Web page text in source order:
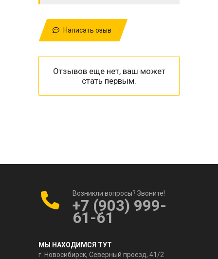
Написать озыв
Отзывов еще нет, ваш может
стать первым.
Возникли вопросы? Звоните!
+7 (903) 999-
61-61
МЫ НАХОДИМСЯ ТУТ
г. Новосибирск, Северный проезд, 41/2